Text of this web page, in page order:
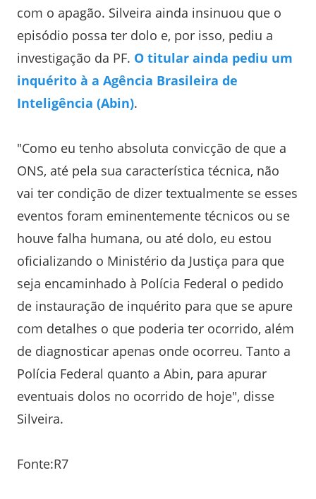
com o apagão. Silveira ainda insinuou que o
episódio possa ter dolo e, por isso, pediu a
investigação da PF. O titular ainda pediu um
inquérito à a Agência Brasileira de
Inteligência (Abin).
"Como eu tenho absoluta convicção de que a
ONS, até pela sua característica técnica, não
vai ter condição de dizer textualmente se esses
eventos foram eminentemente técnicos ou se
houve falha humana, ou até dolo, eu estou
oficializando o Ministério da Justiça para que
seja encaminhado à Polícia Federal o pedido
de instauração de inquérito para que se apure
com detalhes o que poderia ter ocorrido, além
de diagnosticar apenas onde ocorreu. Tanto a
Polícia Federal quanto a Abin, para apurar
eventuais dolos no ocorrido de hoje", disse
Silveira.
Fonte:R7